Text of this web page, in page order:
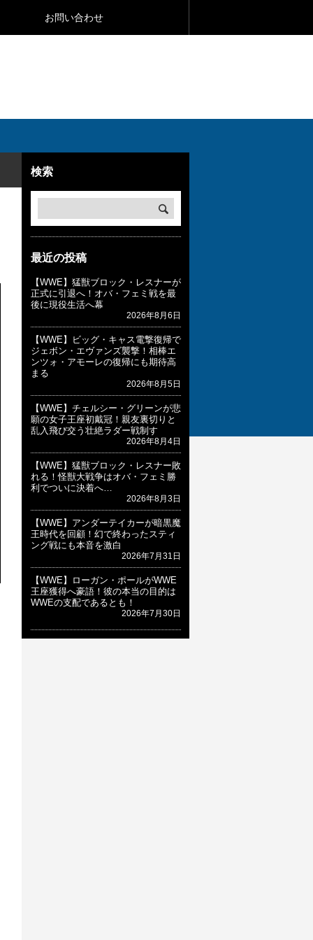
お問い合わせ
検索
最近の投稿
【WWE】猛獣ブロック・レスナーが
正式に引退へ！オバ・フェミ戦を最
後に現役生活へ幕
2026年8月6日
【WWE】ビッグ・キャス電撃復帰で
ジェボン・エヴァンズ襲撃！相棒エ
ンツォ・アモーレの復帰にも期待高
まる
2026年8月5日
【WWE】チェルシー・グリーンが悲
願の女子王座初戴冠！親友裏切りと
乱入飛び交う壮絶ラダー戦制す
2026年8月4日
【WWE】猛獣ブロック・レスナー敗
れる！怪獣大戦争はオバ・フェミ勝
利でついに決着へ…
2026年8月3日
【WWE】アンダーテイカーが暗黒魔
王時代を回顧！幻で終わったスティ
ング戦にも本音を激白
2026年7月31日
【WWE】ローガン・ポールがWWE
王座獲得へ豪語！彼の本当の目的は
WWEの支配であるとも！
2026年7月30日